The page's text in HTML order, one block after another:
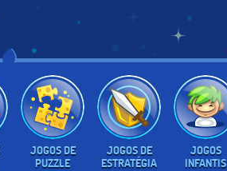
JOGOS DE
PUZZLE
JOGOS DE
ESTRATÉGIA
JOGOS
INFANTIS